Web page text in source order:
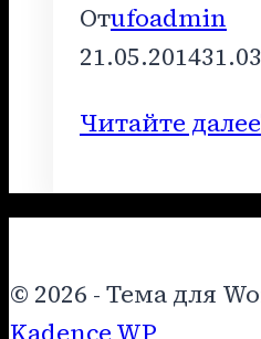
Отufoadmin
21.05.2014
Читайте далее
© 2026 - Тема для